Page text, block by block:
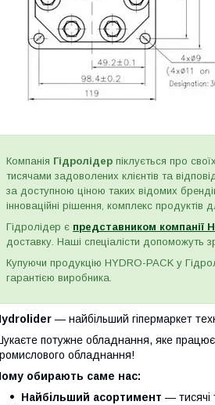
Компанія Гідролідер піклується про
тисячами задоволених клієнтів та
за доступною ціною таких відомих
інноваційні рішення, комплекс продуктів
Гідролідер є представником компанії
доставку. Наші спеціалісти допоможуть
Купуючи продукцію HYDRO-PACK у
гарантією виробника.
— найбільший гіпермаркет
потужне обладнання, яке
обладнання!
обирають саме нас:
Найбільший асортимент — тисячі